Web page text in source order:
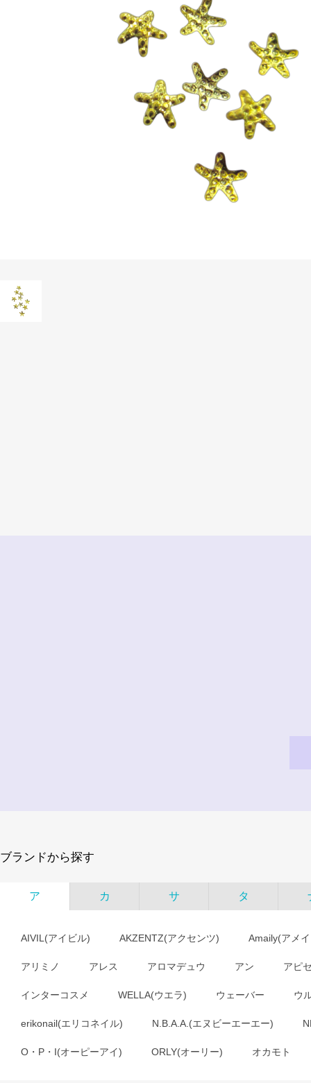
ブランドから探す
ア カ サ タ
AIVIL(アイビル) AKZENTZ(アクセンツ) Amaily(アメ
アリミノ アレス アロマデュウ アン アピ
インターコスメ WELLA(ウエラ) ウェーバー ウ
erikonail(エリコネイル) N.B.A.A.(エヌビーエーエー)
O・P・I(オーピーアイ) ORLY(オーリー) オカモト